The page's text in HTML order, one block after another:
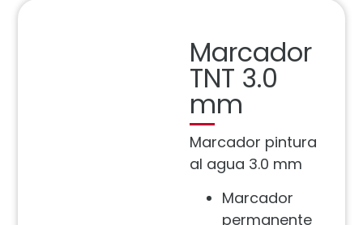
Marcador
TNT 3.0
mm
Marcador pintura
al agua 3.0 mm
Marcador
permanente